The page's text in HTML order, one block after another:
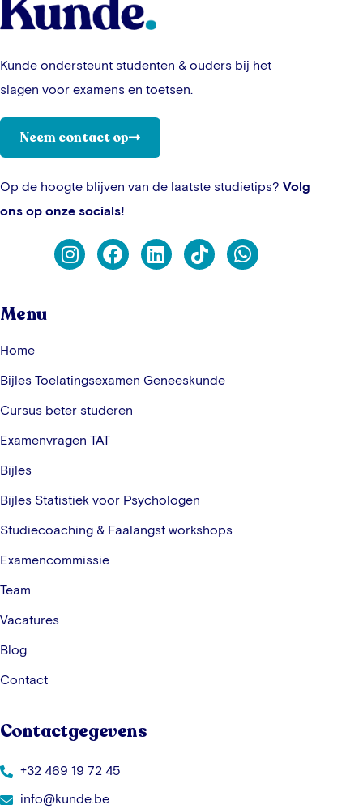
Kunde ondersteunt studenten & ouders bij het
slagen voor examens en toetsen.
Neem contact op
Op de hoogte blijven van de laatste studietips? Volg
ons op onze socials!
Menu
Home
Bijles Toelatingsexamen Geneeskunde
Cursus beter studeren
Examenvragen TAT
Bijles
Bijles Statistiek voor Psychologen
Studiecoaching & Faalangst workshops
Examencommissie
Team
Vacatures
Blog
Contact
Contactgegevens
+32 469 19 72 45
info@kunde.be